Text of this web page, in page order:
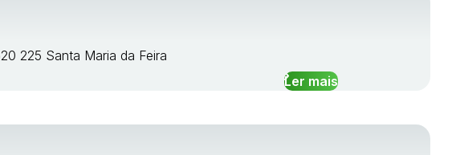
225 Santa Maria da Feira
Ler mais